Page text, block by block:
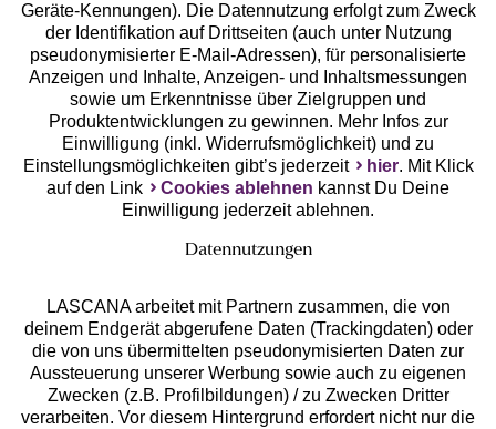
Unsere Apps
Services
Beratung
Geräte-Kennungen). Die Datennutzung erfolgt zum Zweck
der Identifikation auf Drittseiten (auch unter Nutzung
pseudonymisierter E-Mail-Adressen), für personalisierte
Anzeigen und Inhalte, Anzeigen- und Inhaltsmessungen
sowie um Erkenntnisse über Zielgruppen und
Produktentwicklungen zu gewinnen. Mehr Infos zur
Einwilligung (inkl. Widerrufsmöglichkeit) und zu
Einstellungsmöglichkeiten gibt’s jederzeit
hier. Mit Klick
auf den Link
Cookies ablehnen kannst Du Deine
Einwilligung jederzeit ablehnen.
Datennutzungen
LASCANA arbeitet mit Partnern zusammen, die von
deinem Endgerät abgerufene Daten (Trackingdaten) oder
die von uns übermittelten pseudonymisierten Daten zur
Aussteuerung unserer Werbung sowie auch zu eigenen
Zwecken (z.B. Profilbildungen) / zu Zwecken Dritter
verarbeiten. Vor diesem Hintergrund erfordert nicht nur die